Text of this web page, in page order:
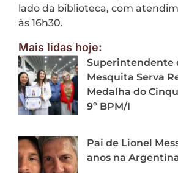
lado da biblioteca, com
às 16h30.
Mais lidas hoje:
Superintendente
Mesquita Serva
Medalha do
9º BPM/I
Pai de Lionel
anos na